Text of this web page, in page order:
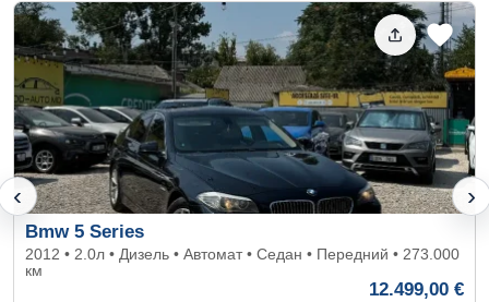
‹ ›
Bmw 5 Series
2012 • 2.0л • Дизель • Автомат • Седан • Передний • 273.000
км
12.499,00 €